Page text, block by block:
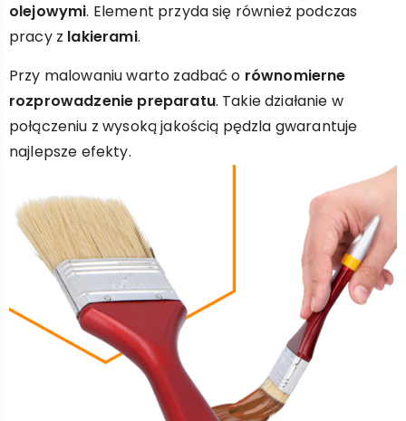
olejowymi. Element przyda się również podczas
pracy z lakierami.
Przy malowaniu warto zadbać o równomierne
rozprowadzenie preparatu. Takie działanie w
połączeniu z wysoką jakością pędzla gwarantuje
najlepsze efekty.